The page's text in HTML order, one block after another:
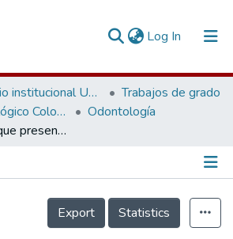
Log In (current)
Repositorio institucional Unicoc, RI-unicoc
Trabajos de grado
Colegio Odontológico Colombiano
Odontología
Inconvenientes que presentan las limas para huesos en odontología
de la Publicación
Export
Statistics